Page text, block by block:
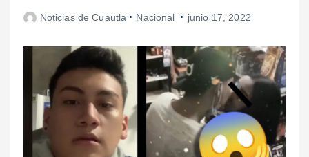
Noticias de Cuautla Nacional junio 17, 2022